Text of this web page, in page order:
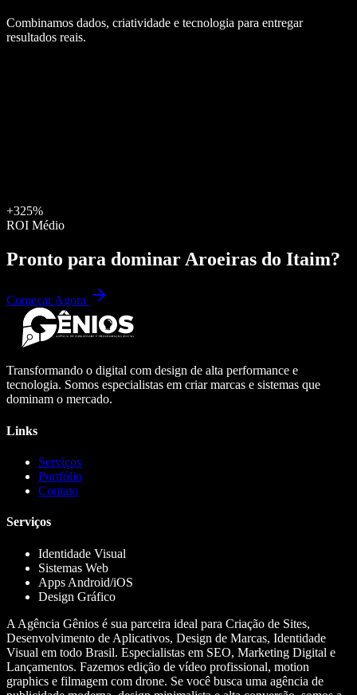
Combinamos dados, criatividade e tecnologia para entregar
resultados reais.
+325%
ROI Médio
Pronto para dominar Aroeiras do Itaim?
Começar Agora
Transformando o digital com design de alta performance e
tecnologia. Somos especialistas em criar marcas e sistemas que
dominam o mercado.
Links
Serviços
Portfólio
Contato
Serviços
Identidade Visual
Sistemas Web
Apps Android/iOS
Design Gráfico
A Agência Gênios é sua parceira ideal para Criação de Sites,
Desenvolvimento de Aplicativos, Design de Marcas, Identidade
Visual em todo Brasil. Especialistas em SEO, Marketing Digital e
Lançamentos. Fazemos edição de vídeo profissional, motion
graphics e filmagem com drone. Se você busca uma agência de